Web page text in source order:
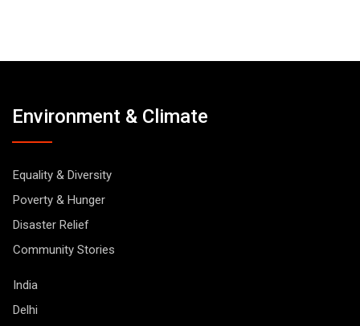
Environment & Climate
Equality & Diversity
Poverty & Hunger
Disaster Relief
Community Stories
India
Delhi